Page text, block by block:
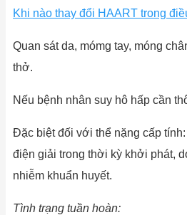
Khi nào thay đổi HAART trong
Quan sát da, mómg tay, móng
thở.
Nếu bệnh nhân suy hô hấp cần
Đặc biệt đối với thể nặng cấp
điện giải trong thời kỳ khởi phát,
nhiễm khuẩn huyết.
Tình trạng tuần hoàn: